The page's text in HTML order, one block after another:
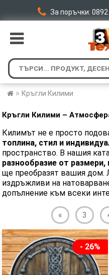
За поръчки:
» Кръгли Килими
​Кръгли Килими –
Килимът не е просто
топлина, стил и
пространство. В нашия
разнообразие от
ще преобразят вашия дом.
издръжливи на
допълнение към всеки
« 3
- 26%